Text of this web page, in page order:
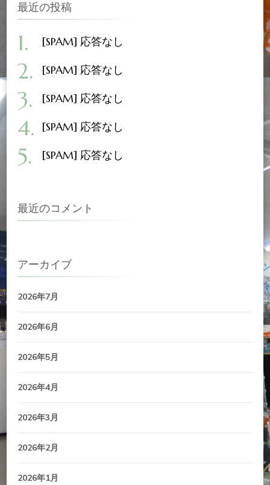
最近の投稿
[SPAM] 応答なし
[SPAM] 応答なし
[SPAM] 応答なし
[SPAM] 応答なし
[SPAM] 応答なし
最近のコメント
アーカイブ
2026年7月
2026年6月
2026年5月
2026年4月
2026年3月
2026年2月
2026年1月